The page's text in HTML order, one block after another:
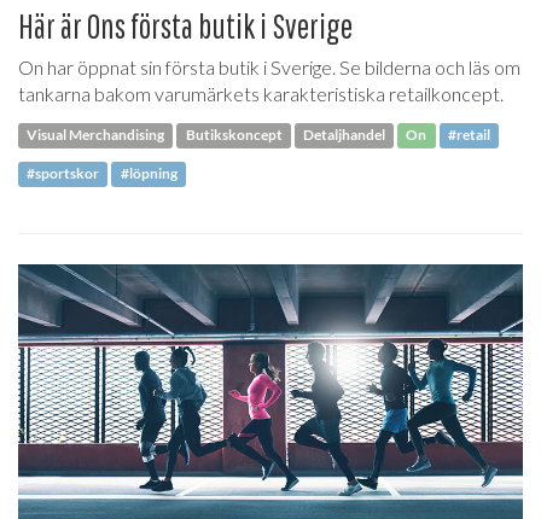
Här är Ons första butik i Sverige
On har öppnat sin första butik i Sverige. Se bilderna och läs om
tankarna bakom varumärkets karakteristiska retailkoncept.
Visual Merchandising Butikskoncept Detaljhandel On #retail
#sportskor #löpning